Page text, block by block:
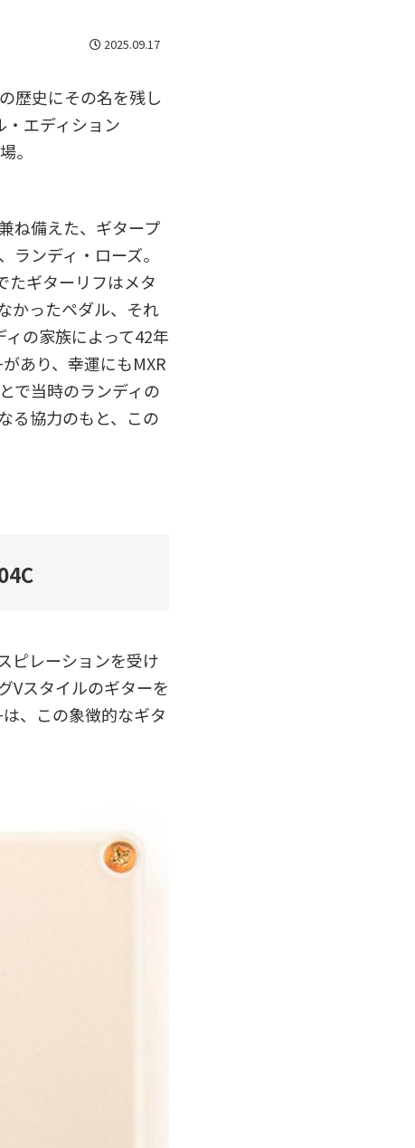
2025.09.17
歴史にその名を残し
エディション
。
ね備えた、ギタープ
ンディ・ローズ。
たギターリフはメタ
かったペダル、それ
の家族によって42年
あり、幸運にもMXR
で当時のランディの
る協力のもと、この
ピレーションを受け
Vスタイルのギターを
は、この象徴的なギタ